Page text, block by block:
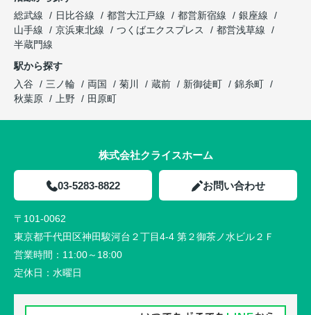
総武線
日比谷線 都営大江戸線 都営新宿線
銀座線
山手線
京浜東北線 つくばエクスプレス
都営浅草線
半蔵門線
駅から探す
入谷
三ノ輪 両国 菊川 蔵前 新御徒町
錦糸町
秋葉原
上野 田原町
株式会社クライスホーム
03-5283-8822 お問い合わせ
〒101-0062
東京都千代田区神田駿河台２丁目4-4 第２御茶ノ水ビル２Ｆ
営業時間： 11:00～18:00
定休日： 水曜日